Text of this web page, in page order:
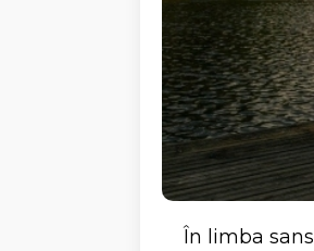
În limba